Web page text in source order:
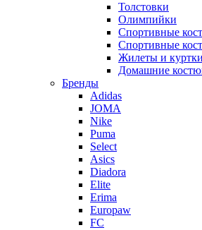
Толстовки
Олимпийки
Спортивные
Спортивные
Жилеты и куртки
Домашние
Бренды
Adidas
JOMA
Nike
Puma
Select
Asics
Diadora
Elite
Erima
Europaw
FC